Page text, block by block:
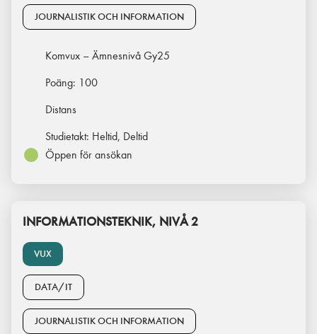
JOURNALISTIK OCH INFORMATION
Komvux – Ämnesnivå Gy25
Poäng: 100
Distans
Studietakt: Heltid, Deltid
Öppen för ansökan
VUX
INFORMATIONSTEKNIK, NIVÅ 2
DATA/IT
JOURNALISTIK OCH INFORMATION